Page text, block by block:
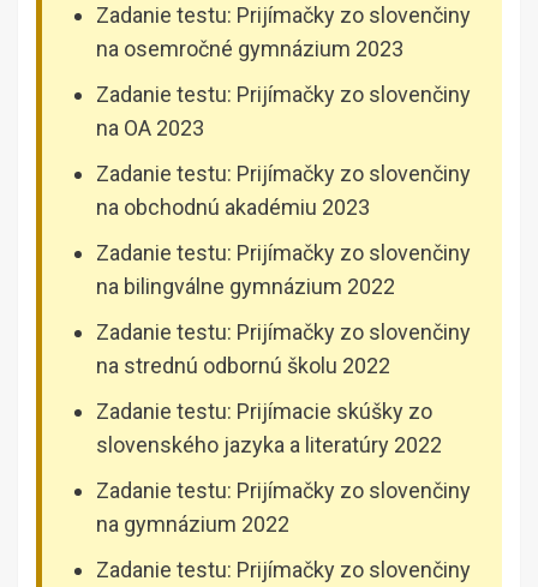
Zadanie testu: Prijímačky zo slovenčiny
na osemročné gymnázium 2023
Zadanie testu: Prijímačky zo slovenčiny
na OA 2023
Zadanie testu: Prijímačky zo slovenčiny
na obchodnú akadémiu 2023
Zadanie testu: Prijímačky zo slovenčiny
na bilingválne gymnázium 2022
Zadanie testu: Prijímačky zo slovenčiny
na strednú odbornú školu 2022
Zadanie testu: Prijímacie skúšky zo
slovenského jazyka a literatúry 2022
Zadanie testu: Prijímačky zo slovenčiny
na gymnázium 2022
Zadanie testu: Prijímačky zo slovenčiny